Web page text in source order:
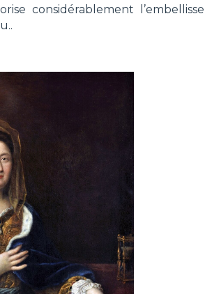
considérablement